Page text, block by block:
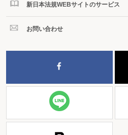
新日本法規WEBサイトのサービス
お問い合わせ